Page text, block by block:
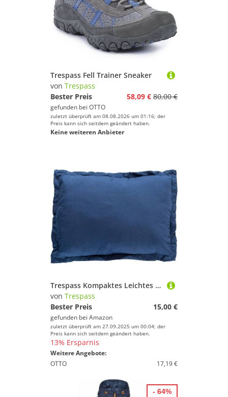
Trespass Fell Trainer Sneaker
von Trespass
Bester Preis
58,09 € 80,00 €
gefunden bei OTTO
zuletzt überprüft am 08.08.2026 um 01:16; der
Preis kann sich seitdem geändert haben.
Keine weiteren Anbieter
Trespass Kompaktes Leichtes Zusammenfaltbares Campingkissen 40cm x 30cm Sleepyhead, Navy, EACH, UUACTVF20001_NA1EACH
von Trespass
Bester Preis
15,00 €
gefunden bei Amazon
zuletzt überprüft am 27.09.2025 um 00:04; der
Preis kann sich seitdem geändert haben.
13% Ersparnis
Weitere Angebote:
OTTO
17,19 €
- 64%